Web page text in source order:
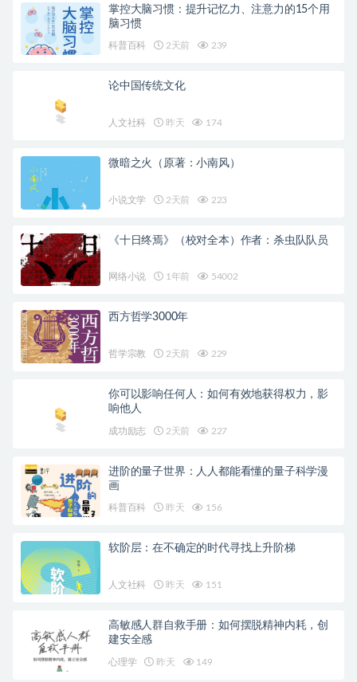
掌控大脑习惯：提升记忆力、注意力的15个用
脑习惯
科普百科 2天前 239
论中国传统文化
人文社科 昨天 174
微暗之火（原著：小南风）
小说文学 2天前 223
《十日终焉》（校对全本）作者：杀虫队队员
网络小说 1年前 54002
西方哲学3000年
哲学宗教 2天前 229
你可以影响任何人：如何有效地获得权力，影
响他人
成功励志 2天前 227
进阶的量子世界：人人都能看懂的量子科学漫
画
科普百科 昨天 156
软阶层：在不确定的时代寻找上升阶梯
人文社科 昨天 151
高敏感人群自救手册：如何摆脱精神内耗，创
建安全感
心理学 昨天 149